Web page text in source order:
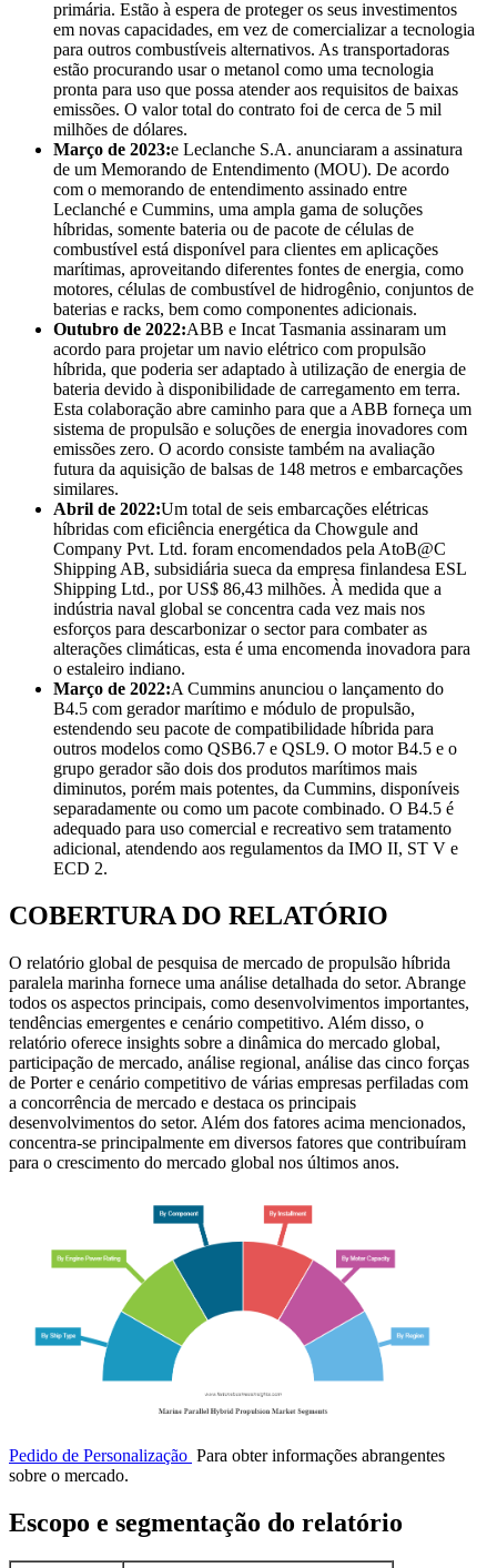
primária. Estão à espera de proteger os seus investimentos
em novas capacidades, em vez de comercializar a tecnologia
para outros combustíveis alternativos. As transportadoras
estão procurando usar o metanol como uma tecnologia
pronta para uso que possa atender aos requisitos de baixas
emissões. O valor total do contrato foi de cerca de 5 mil
milhões de dólares.
Março de 2023:e Leclanche S.A. anunciaram a assinatura
de um Memorando de Entendimento (MOU). De acordo
com o memorando de entendimento assinado entre
Leclanché e Cummins, uma ampla gama de soluções
híbridas, somente bateria ou de pacote de células de
combustível está disponível para clientes em aplicações
marítimas, aproveitando diferentes fontes de energia, como
motores, células de combustível de hidrogênio, conjuntos de
baterias e racks, bem como componentes adicionais.
Outubro de 2022:ABB e Incat Tasmania assinaram um
acordo para projetar um navio elétrico com propulsão
híbrida, que poderia ser adaptado à utilização de energia de
bateria devido à disponibilidade de carregamento em terra.
Esta colaboração abre caminho para que a ABB forneça um
sistema de propulsão e soluções de energia inovadores com
emissões zero. O acordo consiste também na avaliação
futura da aquisição de balsas de 148 metros e embarcações
similares.
Abril de 2022:Um total de seis embarcações elétricas
híbridas com eficiência energética da Chowgule and
Company Pvt. Ltd. foram encomendados pela AtoB@C
Shipping AB, subsidiária sueca da empresa finlandesa ESL
Shipping Ltd., por US$ 86,43 milhões. À medida que a
indústria naval global se concentra cada vez mais nos
esforços para descarbonizar o sector para combater as
alterações climáticas, esta é uma encomenda inovadora para
o estaleiro indiano.
Março de 2022:A Cummins anunciou o lançamento do
B4.5 com gerador marítimo e módulo de propulsão,
estendendo seu pacote de compatibilidade híbrida para
outros modelos como QSB6.7 e QSL9. O motor B4.5 e o
grupo gerador são dois dos produtos marítimos mais
diminutos, porém mais potentes, da Cummins, disponíveis
separadamente ou como um pacote combinado. O B4.5 é
adequado para uso comercial e recreativo sem tratamento
adicional, atendendo aos regulamentos da IMO II, ST V e
ECD 2.
COBERTURA DO RELATÓRIO
O relatório global de pesquisa de mercado de propulsão híbrida
paralela marinha fornece uma análise detalhada do setor. Abrange
todos os aspectos principais, como desenvolvimentos importantes,
tendências emergentes e cenário competitivo. Além disso, o
relatório oferece insights sobre a dinâmica do mercado global,
participação de mercado, análise regional, análise das cinco forças
de Porter e cenário competitivo de várias empresas perfiladas com
a concorrência de mercado e destaca os principais
desenvolvimentos do setor. Além dos fatores acima mencionados,
concentra-se principalmente em diversos fatores que contribuíram
para o crescimento do mercado global nos últimos anos.
Pedido de Personalização Para obter informações abrangentes
sobre o mercado.
Escopo e segmentação do relatório